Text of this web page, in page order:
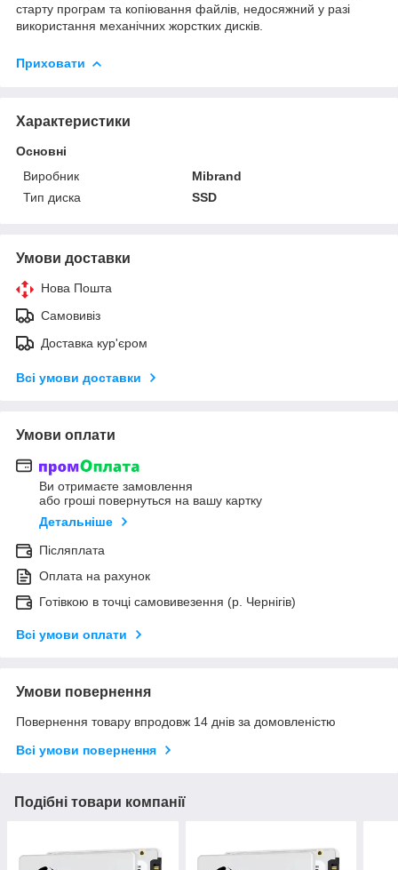
старту програм та копіювання файлів, недосяжний у разі
використання механічних жорстких дисків.
Приховати
Характеристики
Основні
Виробник
Mibrand
Тип диска
SSD
Умови доставки
Нова Пошта
Самовивіз
Доставка кур'єром
Всі умови доставки
Умови оплати
Ви отримаєте замовлення
або гроші повернуться на вашу картку
Детальніше
Післяплата
Оплата на рахунок
Готівкою в точці самовивезення (р. Чернігів)
Всі умови оплати
Умови повернення
Повернення товару впродовж 14 днів за домовленістю
Всі умови повернення
Подібні товари компанії